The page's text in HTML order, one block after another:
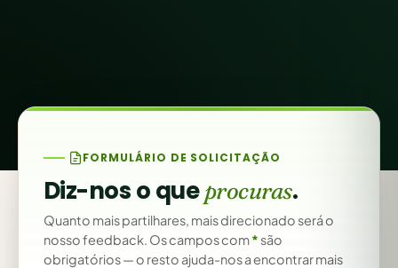
FORMULÁRIO DE SOLICITAÇÃO
Diz-nos o queprocuras.
Quanto mais partilhares, mais direcionado será o
nosso feedback. Os campos com* são
obrigatórios — o resto ajuda-nos a encontrar mais